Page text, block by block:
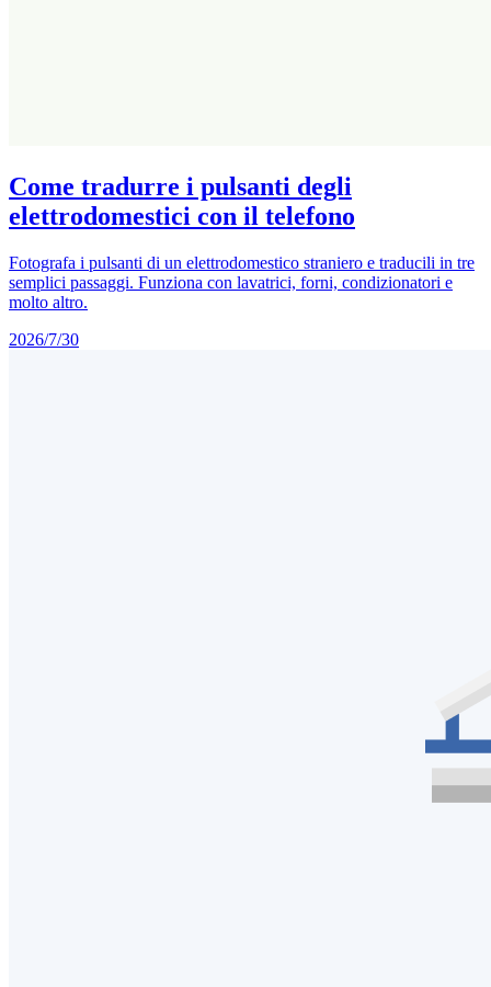
Come tradurre i pulsanti degli
elettrodomestici con il telefono
Fotografa i pulsanti di un elettrodomestico straniero e traducili in tre
semplici passaggi. Funziona con lavatrici, forni, condizionatori e
molto altro.
2026/7/30